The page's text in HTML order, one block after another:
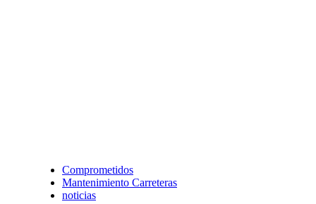
Comprometidos
Mantenimiento Carreteras
noticias